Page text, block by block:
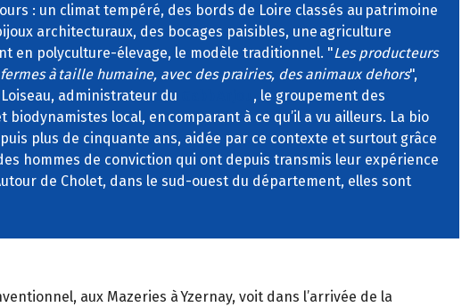
: un climat tempéré, des bords de Loire classés au patrimoine
architecturaux, des bocages paisibles, une agriculture
en polyculture-élevage, le modèle traditionnel. "Les producteurs
à taille humaine, avec des prairies, des animaux dehors",
administrateur du
, le groupement des
biodynamistes local, en comparant à ce qu’il a vu ailleurs. La bio
plus de cinquante ans, aidée par ce contexte et surtout grâce
hommes de conviction qui ont depuis transmis leur expérience
de Cholet, dans le sud-ouest du département, elles sont
aux Mazeries à Yzernay, voit dans l’arrivée de la